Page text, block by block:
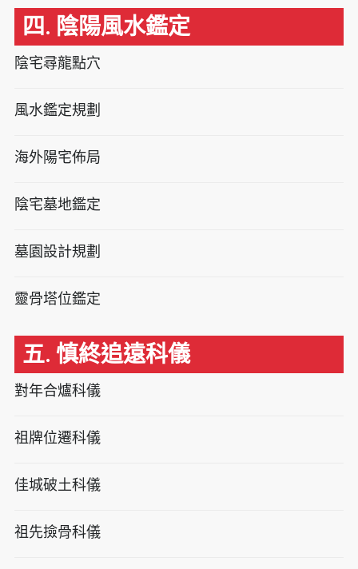
四. 陰陽風水鑑定
陰宅尋龍點穴
風水鑑定規劃
海外陽宅佈局
陰宅墓地鑑定
墓園設計規劃
靈骨塔位鑑定
五. 慎終追遠科儀
對年合爐科儀
祖牌位遷科儀
佳城破土科儀
祖先撿骨科儀